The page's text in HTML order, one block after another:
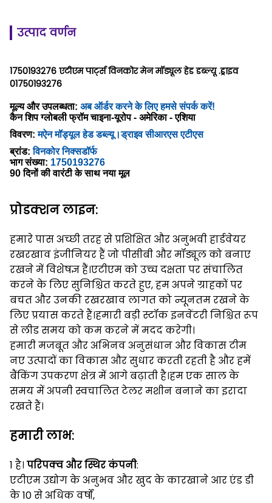
उत्पाद वर्णन
1750193276 एटीएम पार्ट्स विनकोर मेन मॉड्यूल हेड डब्ल्यू .ड्राइव
01750193276
मूल्य और उपलब्धता: अब ऑर्डर करने के लिए हमसे संपर्क करें!
कैन शिप ग्लोबली फ्रॉम चाइना-यूरोप - अमेरिका - एशिया
विवरण: मऐन मॉड्यूल हेड डब्ल्यू।ड्राइव सीआरएस एटीएस
ब्रांड: विनकोर निक्सडॉर्फ
भाग संख्या: 1750193276
90 दिनों की वारंटी के साथ नया मूल
प्रोडक्शन लाइन:
हमारे पास अच्छी तरह से प्रशिक्षित और अनुभवी हार्डवेयर
रखरखाव इंजीनियर हैं जो पीसीबी और मॉड्यूल को बनाए
रखने में विशेषज्ञ हैं।एटीएम को उच्च दक्षता पर संचालित
करने के लिए सुनिश्चित करते हुए, हम अपने ग्राहकों पर
बचत और उनकी रखरखाव लागत को न्यूनतम रखने के
लिए प्रयास करते हैं।हमारी बड़ी स्टॉक इनवेंटरी निश्चित रूप
से लीड समय को कम करने में मदद करेगी।
हमारी मजबूत और अभिनव अनुसंधान और विकास टीम
नए उत्पादों का विकास और सुधार करती रहती है और हमें
बैंकिंग उपकरण क्षेत्र में आगे बढ़ाती है।हम एक साल के
समय में अपनी स्वचालित टेलर मशीन बनाने का इरादा
रखते हैं।
हमारीलाभ:
1 है। परिपक्व और स्थिर कंपनी:
एटीएम उद्योग के अनुभव और खुद के कारखाने आर एंड डी
के 10 से अधिक वर्षों,